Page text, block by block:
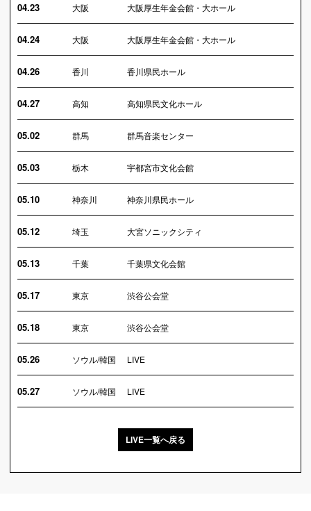
04.23 大阪 大阪厚生年金会館・大ホール
04.24 大阪 大阪厚生年金会館・大ホール
04.26 香川 香川県民ホール
04.27 高知 高知県民文化ホール
05.02 群馬 群馬音楽センター
05.03 栃木 宇都宮市文化会館
05.10 神奈川 神奈川県民ホール
05.12 埼玉 大宮ソニックシティ
05.13 千葉 千葉県文化会館
05.17 東京 渋谷公会堂
05.18 東京 渋谷公会堂
05.26 ソウル/韓国 LIVE
05.27 ソウル/韓国 LIVE
LIVE一覧へ戻る